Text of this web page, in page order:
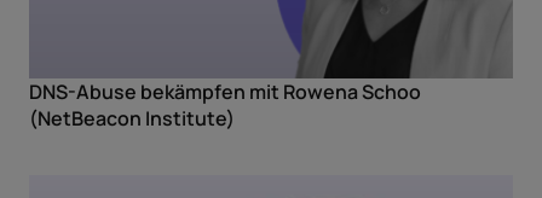
DNS-Abuse bekämpfen mit Rowena Schoo
(NetBeacon Institute)